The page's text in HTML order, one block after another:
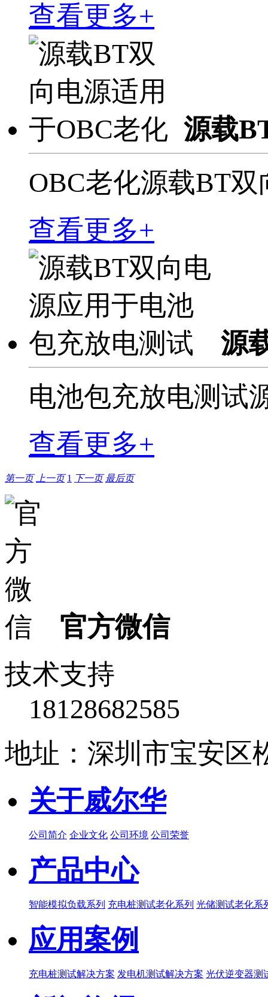
查看更多+
源载
OBC老化源载BT双
查看更多+
源
电池包充放电测试
查看更多+
第一页 上一页 1 下一页 最后页
官方微信
技术支持
18128682585
地址：深圳市宝安区
关于威尔华
公司简介 企业文化 公司环境 公司荣誉
产品中心
智能模拟负载系列 充电桩测试老化系列 光储测试老化系
应用案例
充电桩测试解决方案 发电机测试解决方案 光伏逆变器测